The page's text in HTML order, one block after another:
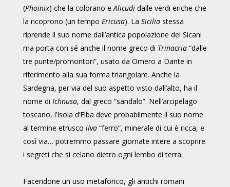
(Phoinix) che la colorano eAlicudidalle verdi eriche che
la ricoprono (un tempo Ericusa). La Siciliastessa
riprende il suo nome dall’antica popolazione dei Sicani
ma porta con sé anche il nome greco di Trinacria“dalle
tre punte/promontori”, usato da Omero a Dante in
riferimento alla sua forma triangolare. Anche la
Sardegna, per via del suo aspetto visto dall’alto, ha il
nome di Ichnusa, dal greco “sandalo”. Nell’arcipelago
toscano, l’Isola d’Elba deve probabilmente il suo nome
al termine etrusco ilva“ferro”, minerale di cui è ricca, e
così via… potremmo passare giornate intere a scoprire
i segreti che si celano dietro ogni lembo di terra.
Facendone un uso metaforico, gli antichi romani